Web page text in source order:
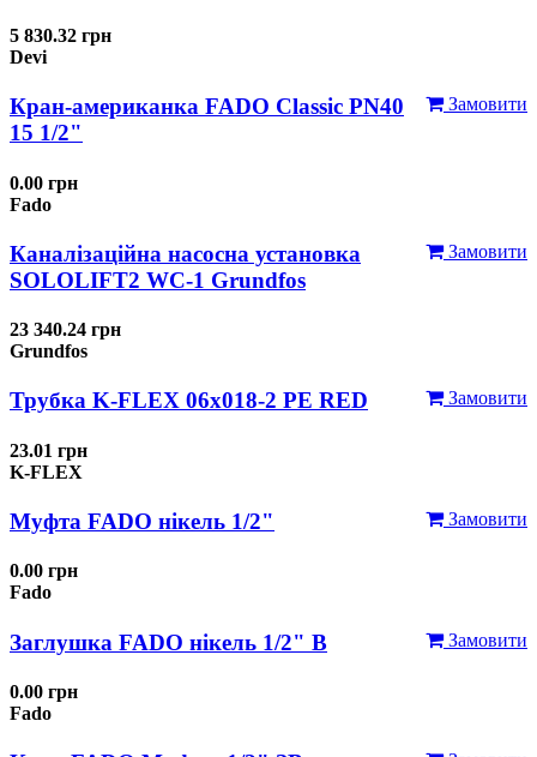
5 830.32 грн
Devi
Замовити
Кран-американка FADO Classic PN40
15 1/2"
0.00 грн
Fado
Замовити
Каналізаційна насосна установка
SOLOLIFT2 WC-1 Grundfos
23 340.24 грн
Grundfos
Замовити
Трубка K-FLEX 06x018-2 РЕ RED
23.01 грн
K-FLEX
Замовити
Муфта FADO нікель 1/2"
0.00 грн
Fado
Замовити
Заглушка FADO нікель 1/2" В
0.00 грн
Fado